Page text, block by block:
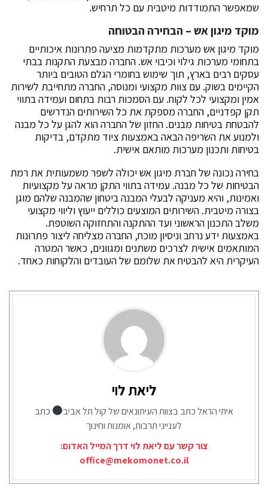
שמאפשר התמודדות מיטבית עם כל תרחיש.
מוקד מיגון אש – הבחירה הבטוחה
מוקד מיגון אש מערכות מתקדמות מציעה פתרונות איכותיים
בתחומי מערכות גילוי וכיבוי אש. החברה מבצעת התקנות בבתי
עסקים רבים בארץ, תוך שימוש בחומרי הגלם הטובים ביותר
הקיימים בשוק. עם צוות מקצועי ומנוסה, החברה מתחייבת לשירות
אמין ומקצועי לכל לקוח. עם הסמכות רבות בתחום ועמידה בתווי
תקן קפדניים, החברה מספקת את כל השירותים הנדרשים
להבטחת בטיחות מבנים. החזון של החברה הוא להגן על כל מבנה
ולמנוע את השריפה הבאה באמצעות ציוד מתקדם, בדיקות
בטיחות ותכנון מערכות מותאם אישית.
בחירה נכונה של חברת מיגון אש יכולה לשפר משמעותית את רמת
הבטיחות של כל מבנה. עמידה בתווי התקן מראה על מקצועיות
ואמינות, והיא מעניקה לבעלי המבנה ביטחון שהמבנה שלהם מוגן
בצורה מיטבית. השירותים המוצעים כוללים ייעוץ וליווי מקצועי
משלב התכנון הראשוני ועד ההתקנה והתחזוקה השוטפת.
באמצעות ידע נרחב וניסיון מוכח, החברה מצליחה ליצור פתרונות
המותאמים אישית לצרכים משתנים ומגוונים, כאשר המטרה
העיקרית היא להבטיח את שלומם של העובדים והלקוחות כאחד.
ליאת לוי
איתי הראל כתב בצוות העיתונאים של קול תל אביב
כתב
לענייני תרבות, אומנות וחינוך
צור קשר עם ליאת לוי דרך המייל האדום:
office@mekomonet.co.il